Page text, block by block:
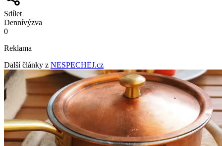
Sdílet
Dennívýzva
0
Reklama
Další články z NESPECHEJ.cz